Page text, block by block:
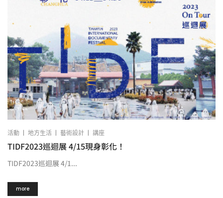
活動 | 地方生活 | 藝術設計 | 講座
TIDF2023巡迴展 4/15現身彰化！
TIDF2023巡迴展 4/1...
more